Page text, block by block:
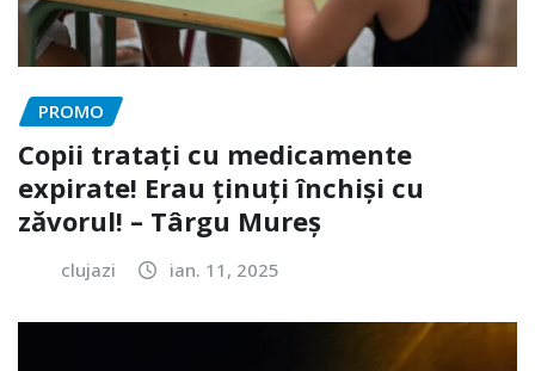
PROMO
Copii tratați cu medicamente
expirate! Erau ținuți închiși cu
zăvorul! – Târgu Mureș
clujazi ian. 11, 2025